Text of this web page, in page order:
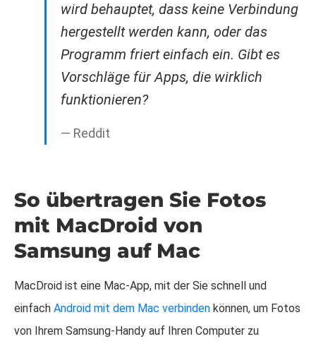
wird behauptet, dass keine Verbindung
hergestellt werden kann, oder das
Programm friert einfach ein. Gibt es
Vorschläge für Apps, die wirklich
funktionieren?
— Reddit
So übertragen Sie Fotos
mit MacDroid von
Samsung auf Mac
MacDroid ist eine Mac-App, mit der Sie schnell und
einfach Android mit dem Mac verbinden können, um Fotos
von Ihrem Samsung-Handy auf Ihren Computer zu